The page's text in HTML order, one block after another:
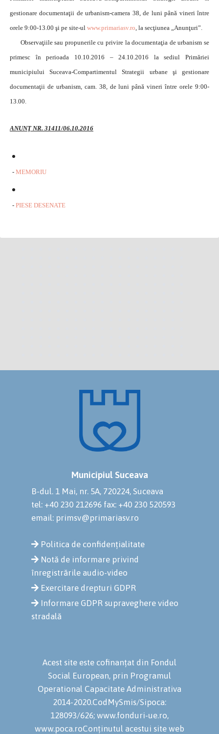
gestionare documentaţii de urbanism-camera 38, de luni până vineri între
orele 9:00-13.00 şi pe site-ul www.primariasv.ro , la secţiunea „Anunţuri”.
Observaţiile sau propunerile cu privire la documentaţia de urbanism se
primesc în perioada 10.10.2016 – 24.10.2016 la sediul Primăriei
municipiului Suceava-Compartimentul Strategii urbane şi gestionare
documentaţii de urbanism, cam. 38, de luni până vineri între orele 9:00-
13.00.
ANUNŢ NR. 31411/06.10.2016
- MEMORIU
- PIESE DESENATE
Municipiul Suceava
B-dul. 1 Mai, nr. 5A, 720224, Suceava
tel: +40 230 212696 fax: +40 230 520593
email: primsv@primariasv.ro
Politica de confidențialitate
Notă de informare privind
înregistrările audio-video
Exercitare drepturi GDPR
Informare GDPR supraveghere video
stradală
Acest site este cofinanțat din Fondul
Social European, prin Programul
Operational Capacitate Administrativa
2014-2020.CodMySmis/Sipoca:
128093/626; www.fonduri-ue.ro,
www.poca.roConținutul acestui site web